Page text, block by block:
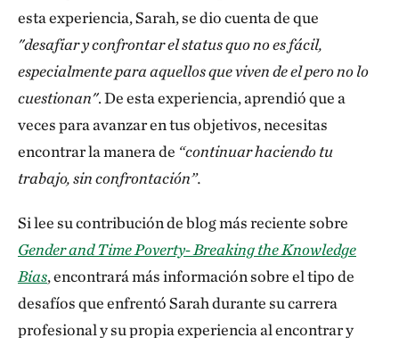
esta experiencia, Sarah, se dio cuenta de que
"desafiar y confrontar el status quo no es fácil,
especialmente para aquellos que viven de el pero no lo
cuestionan". De esta experiencia, aprendió que a
veces para avanzar en tus objetivos, necesitas
encontrar la manera de “continuar haciendo tu
trabajo, sin confrontación”.
Si lee su contribución de blog más reciente sobre
Gender and Time Poverty- Breaking the Knowledge
Bias, encontrará más información sobre el tipo de
desafíos que enfrentó Sarah durante su carrera
profesional y su propia experiencia al encontrar y